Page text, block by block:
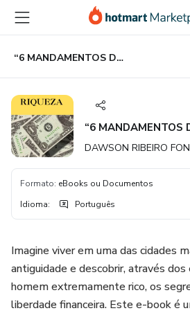
para
conteúdo
principal
para
pagamento
para
rodapé
“6 MANDAMENTOS DA RIQUEZA"
“6 MANDAMENTOS
DAWSON RIBEIRO
Formato: eBooks ou Documentos
Idioma: Português
Imagine viver em uma das cidades
antiguidade e descobrir, através
homem extremamente rico, os
liberdade financeira. Este e-book é